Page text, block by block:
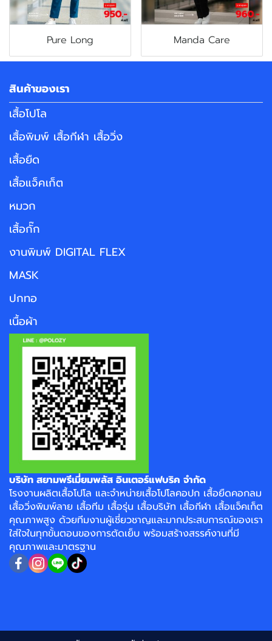
Pure Long Manda Care
สินค้าของเรา
เสื้อโปโล
เสื้อพิมพ์ เสื้อกีฬา เสื้อวิ่ง
เสื้อยืด
เสื้อแจ็คเก็ต
หมวก
เสื้อกั๊ก
งานพิมพ์ DIGITAL FLEX
MASK
ปกทอ
เนื้อผ้า
บริษัท สยามพรีเมี่ยมพลัส อินเตอร์แฟบริค จำกัด
โรงงานผลิตเสื้อโปโล และจำหน่ายเสื้อโปโลคอปก เสื้อยืดคอกลม
เสื้อวิ่งพิมพ์ลาย เสื้อทีม เสื้อรุ่น เสื้อบริษัท เสื้อกีฬา เสื้อแจ็คเก็ต
คุณภาพสูง ด้วยทีมงานผู้เชี่ยวชาญและมากประสบการณ์ของเรา
ใส่ใจในทุกขั้นตอนของการตัดเย็บ พร้อมสร้างสรรค์งานที่มี
คุณภาพและมาตรฐาน